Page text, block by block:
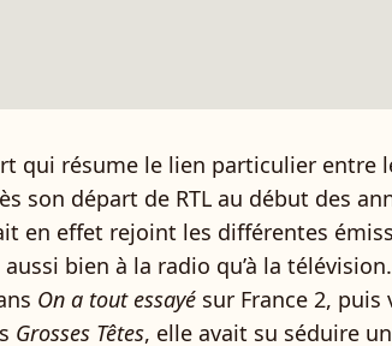
qui résume le lien particulier entre
son départ de RTL au début des
en effet rejoint les différentes
bien à la radio qu’à la télévision.
On a tout essayé sur France 2,
Grosses Têtes, elle avait su séduire